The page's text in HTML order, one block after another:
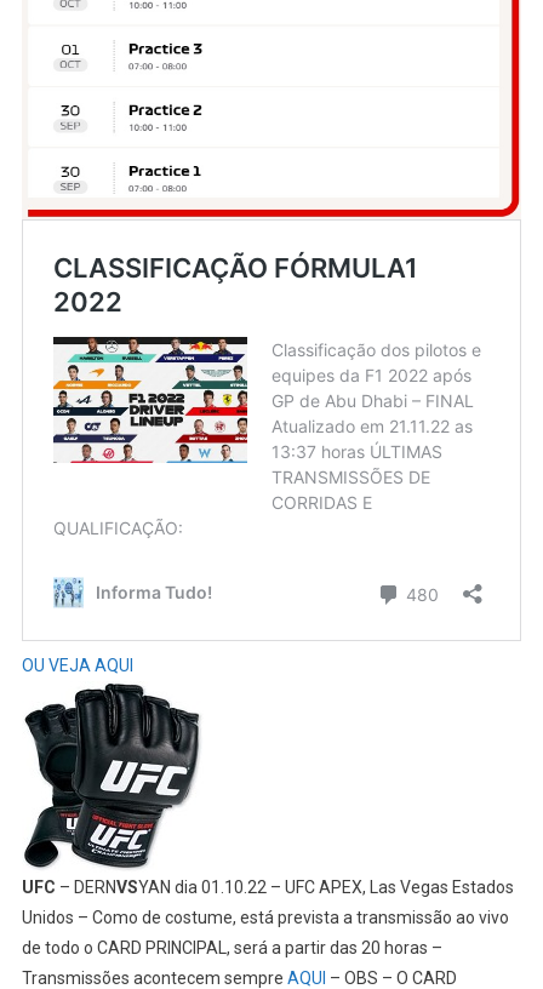
OU VEJA AQUI
UFC – DERNVSYAN dia 01.10.22 – UFC APEX, Las Vegas Estados
Unidos – Como de costume, está prevista a transmissão ao vivo
de todo o CARD PRINCIPAL, será a partir das 20 horas –
Transmissões acontecem sempre AQUI – OBS – O CARD